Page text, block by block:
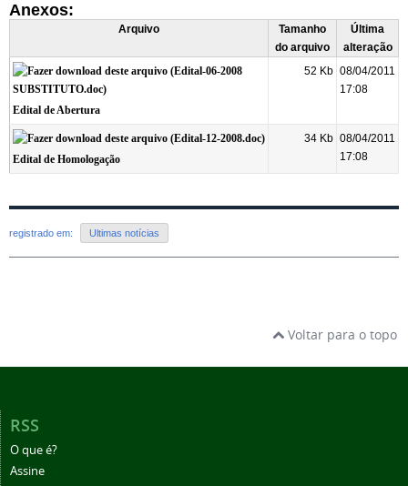
Anexos:
Arquivo
Tamanho
do arquivo
Última
alteração
Edital de Abertura
52 Kb 08/04/2011
17:08
Edital de Homologação
34 Kb 08/04/2011
17:08
registrado em: Ultimas notícias
Voltar para o topo
RSS
O que é?
Assine